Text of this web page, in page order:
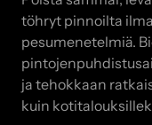
töhryt pinnoilta
pesumenetelmiä.
ja tehokkaan
kuin